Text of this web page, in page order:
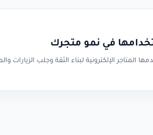
في نمو متجرك
الإلكترونية لبناء الثقة وجلب